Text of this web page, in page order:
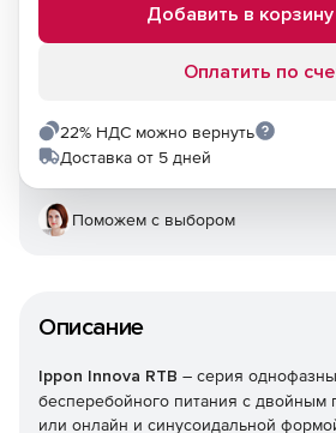
Описание
Ippon Innova RTB – серия
бесперебойного питания с двойным
или онлайн и синусоидальной
Добавить в корзину
Оплатить по
22% НДС можно вернуть
Доставка от 5 дней
Поможем с выбором